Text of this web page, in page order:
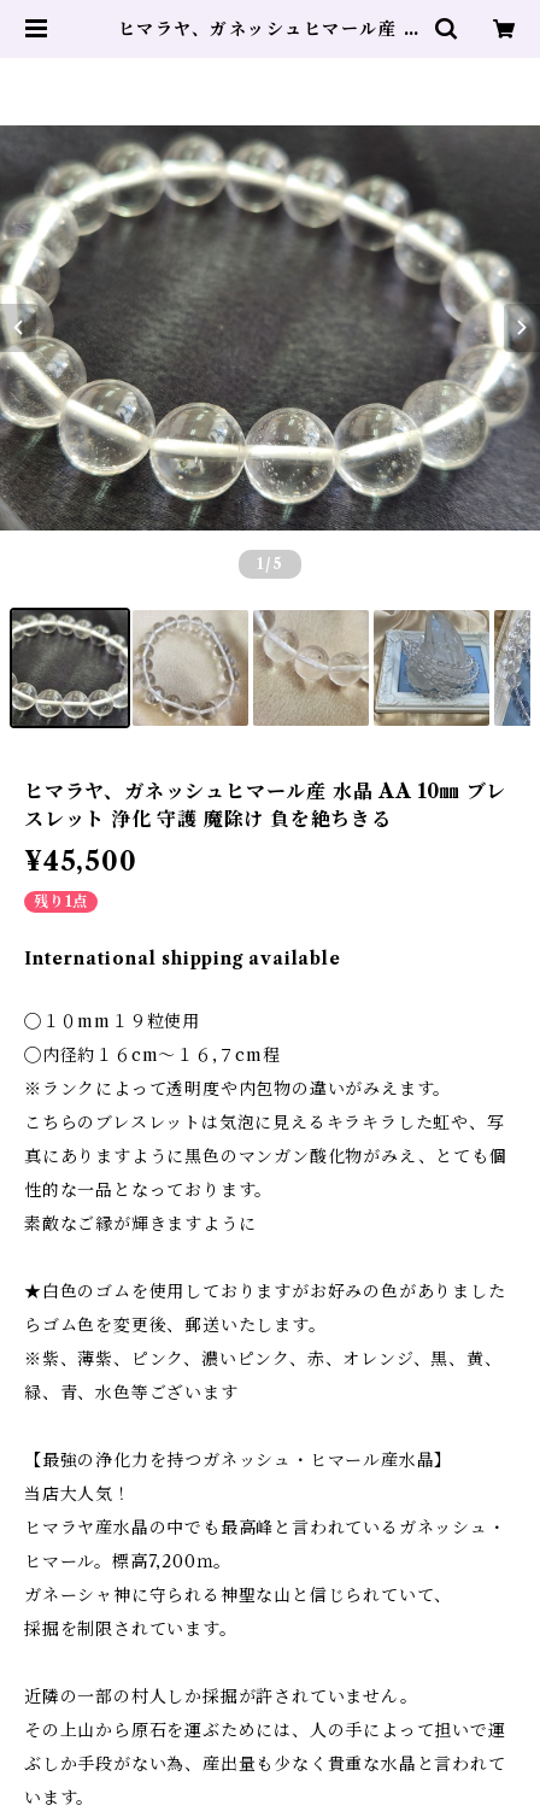
ヒマラヤ、ガネッシュヒマール産 水
1 /5
ヒマラヤ、ガネッシュヒマール産 水晶 AA 10㎜ ブレ
スレット 浄化 守護 魔除け 負を絶ちきる
¥45,500
残り1点
International shipping available
◯１０mm１９粒使用
◯内径約１６cm～１６,７cm程
※ランクによって透明度や内包物の違いがみえます。
こちらのブレスレットは気泡に見えるキラキラした虹や、写
真にありますように黒色のマンガン酸化物がみえ、とても個
性的な一品となっております。
素敵なご縁が輝きますように
★白色のゴムを使用しておりますがお好みの色がありました
らゴム色を変更後、郵送いたします。
※紫、薄紫、ピンク、濃いピンク、赤、オレンジ、黒、黄、
緑、青、水色等ございます
【最強の浄化力を持つガネッシュ・ヒマール産水晶】
当店大人気！
ヒマラヤ産水晶の中でも最高峰と言われているガネッシュ・
ヒマール。標高7,200ｍ。
ガネーシャ神に守られる神聖な山と信じられていて、
採掘を制限されています。
近隣の一部の村人しか採掘が許されていません。
その上山から原石を運ぶためには、人の手によって担いで運
ぶしか手段がない為、産出量も少なく貴重な水晶と言われて
います。